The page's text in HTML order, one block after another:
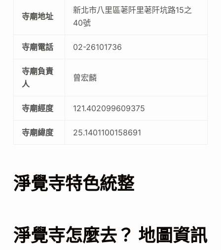
寺廟地址
新北市八里區荖阡里荖阡坑路15之
40號
寺廟電話 02-26101736
寺廟負責
人
曾宏麟
寺廟經度 121.402099609375
寺廟緯度 25.1401100158691
淨覺寺特色統整
淨覺寺怎麼去？ 地圖資訊